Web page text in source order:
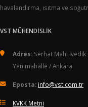
havalandırma, ısıtma ve
VST MÜHENDİSLİK
Adres: Serhat Mah. İvedik
Yenimahalle / Ankara
Eposta: info@vst.com.tr
KVKK Metni